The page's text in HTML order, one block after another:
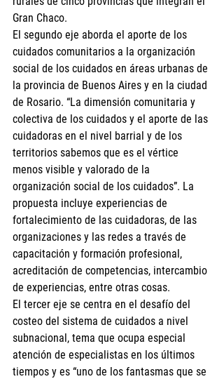
Gran Chaco.
El segundo eje aborda el aporte de los
cuidados comunitarios a la organización
social de los cuidados en áreas urbanas de
la provincia de Buenos Aires y en la ciudad
de Rosario. “La dimensión comunitaria y
colectiva de los cuidados y el aporte de las
cuidadoras en el nivel barrial y de los
territorios sabemos que es el vértice
menos visible y valorado de la
organización social de los cuidados”. La
propuesta incluye experiencias de
fortalecimiento de las cuidadoras, de las
organizaciones y las redes a través de
capacitación y formación profesional,
acreditación de competencias, intercambio
de experiencias, entre otras cosas.
El tercer eje se centra en el desafío del
costeo del sistema de cuidados a nivel
subnacional, tema que ocupa especial
atención de especialistas en los últimos
tiempos y es “uno de los fantasmas que se